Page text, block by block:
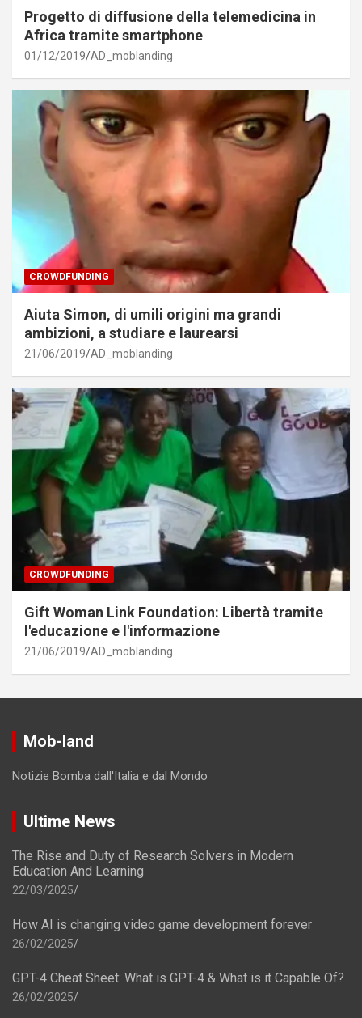
Progetto di diffusione della telemedicina in
Africa tramite smartphone
01/12/2019 AD_moblanding
CROWDFUNDING
Aiuta Simon, di umili origini ma grandi
ambizioni, a studiare e laurearsi
21/06/2019 AD_moblanding
CROWDFUNDING
Gift Woman Link Foundation: Libertà tramite
l'educazione e l'informazione
21/06/2019 AD_moblanding
Mob-land
Notizie Bomba dall'Italia e dal Mondo
Ultime News
The Rise and Duty of Research Solvers in Modern
Education And Learning
22/03/2025
How AI is changing video game development forever
26/02/2025
GPT-4 Cheat Sheet: What is GPT-4 & What is it Capable Of?
26/02/2025